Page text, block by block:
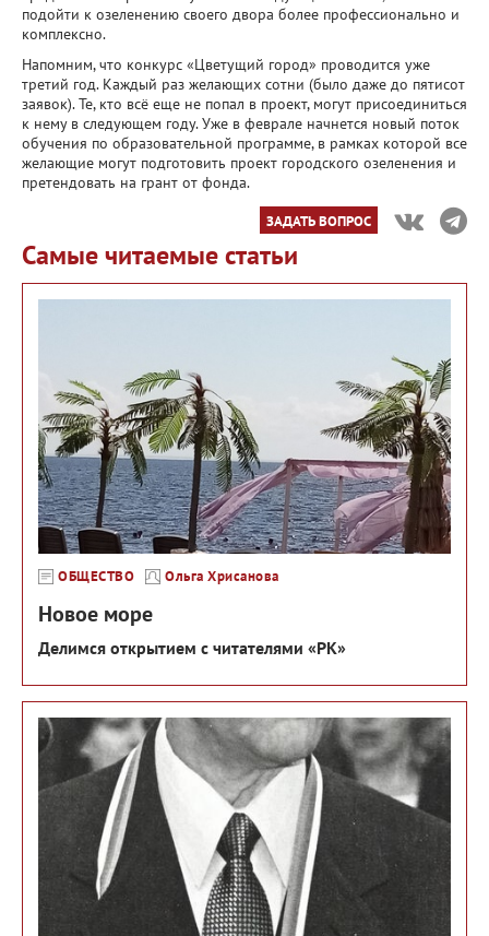
подойти к озеленению своего двора более профессионально и
комплексно.
Напомним, что конкурс «Цветущий город» проводится уже
третий год. Каждый раз желающих сотни (было даже до пятисот
заявок). Те, кто всё еще не попал в проект, могут присоединиться
к нему в следующем году. Уже в феврале начнется новый поток
обучения по образовательной программе, в рамках которой все
желающие могут подготовить проект городского озеленения и
претендовать на грант от фонда.
ЗАДАТЬ ВОПРОС
Самые читаемые статьи
ОБЩЕСТВО Ольга Хрисанова
Новое море
Делимся открытием с читателями «РК»